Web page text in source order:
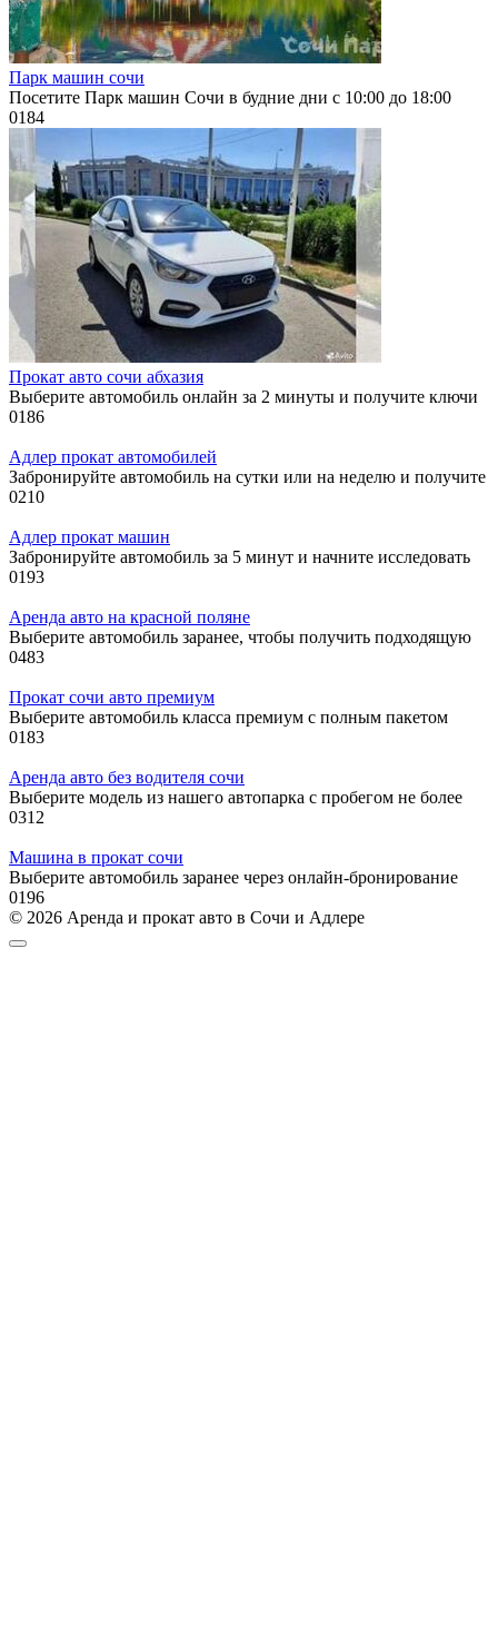
Парк машин сочи
Посетите Парк машин Сочи в будние дни с 10:00 до 18:00
0184
Прокат авто сочи абхазия
Выберите автомобиль онлайн за 2 минуты и получите ключи
0186
Адлер прокат автомобилей
Забронируйте автомобиль на сутки или на неделю и получите
0210
Адлер прокат машин
Забронируйте автомобиль за 5 минут и начните исследовать
0193
Аренда авто на красной поляне
Выберите автомобиль заранее, чтобы получить подходящую
0483
Прокат сочи авто премиум
Выберите автомобиль класса премиум с полным пакетом
0183
Аренда авто без водителя сочи
Выберите модель из нашего автопарка с пробегом не более
0312
Машина в прокат сочи
Выберите автомобиль заранее через онлайн-бронирование
0196
© 2026 Аренда и прокат авто в Сочи и Адлере